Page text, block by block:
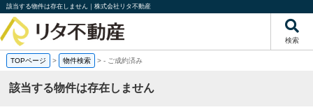
該当する物件は存在しません｜株式会社リタ不動産
検索
TOPページ > 物件検索 >- ご成約済み
該当する物件は存在しません